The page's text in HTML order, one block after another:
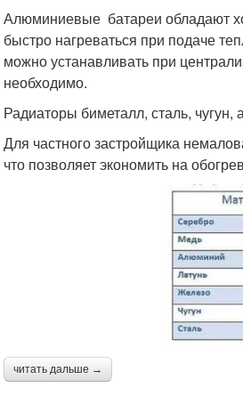
Алюминиевые батареи обладают
быстро нагреваться при подаче
можно устанавливать при
необходимо.
Радиаторы биметалл, сталь,
Для частного застройщика
что позволяет экономить на
читать дальше →